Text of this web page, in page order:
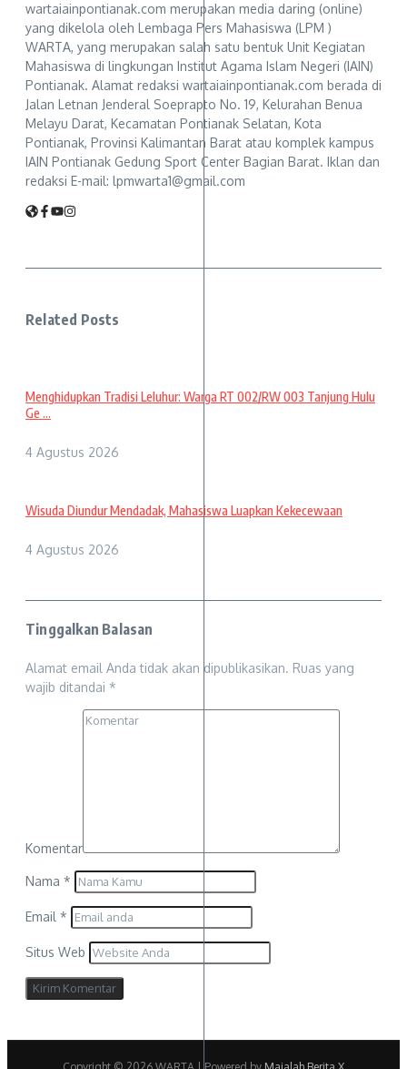
wartaiainpontianak.com merupakan media daring (online)
yang dikelola oleh Lembaga Pers Mahasiswa (LPM )
WARTA, yang merupakan salah satu bentuk Unit Kegiatan
Mahasiswa di lingkungan Institut Agama Islam Negeri (IAIN)
Pontianak. Alamat redaksi wartaiainpontianak.com berada di
Jalan Letnan Jenderal Soeprapto No. 19, Kelurahan Benua
Melayu Darat, Kecamatan Pontianak Selatan, Kota
Pontianak, Provinsi Kalimantan Barat atau komplek kampus
IAIN Pontianak Gedung Sport Center Bagian Barat. Iklan dan
redaksi E-mail: lpmwarta1@gmail.com
Related Posts
Menghidupkan Tradisi Leluhur: Warga RT 002/RW 003 Tanjung Hulu
Ge ...
4 Agustus 2026
Wisuda Diundur Mendadak, Mahasiswa Luapkan Kekecewaan
4 Agustus 2026
Tinggalkan Balasan
Alamat email Anda tidak akan dipublikasikan. Ruas yang
wajib ditandai *
Komentar
Nama *
Email *
Situs Web